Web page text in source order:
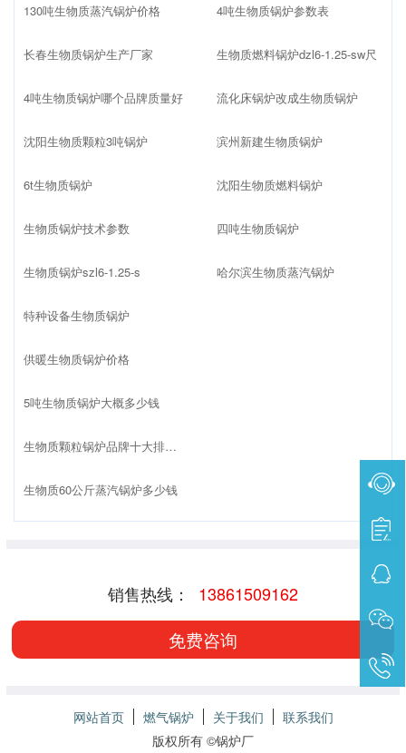
130吨生物质蒸汽锅炉价格
长春生物质锅炉生产厂家
4吨生物质锅炉哪个品牌质量好
沈阳生物质颗粒3吨锅炉
6t生物质锅炉
生物质锅炉技术参数
4吨生物质锅炉参数表
生物质燃料锅炉dzl6-1.25-sw尺
流化床锅炉改成生物质锅炉
滨州新建生物质锅炉
沈阳生物质燃料锅炉
四吨生物质锅炉
生物质锅炉szl6-1.25-s
特种设备生物质锅炉
供暖生物质锅炉价格
5吨生物质锅炉大概多少钱
生物质颗粒锅炉品牌十大排名榜
生物质60公斤蒸汽锅炉多少钱
哈尔滨生物质蒸汽锅炉
销售热线： 13861509162
免费咨询
网站首页 燃气锅炉 关于我们
联系我们
版权所有 ©锅炉厂